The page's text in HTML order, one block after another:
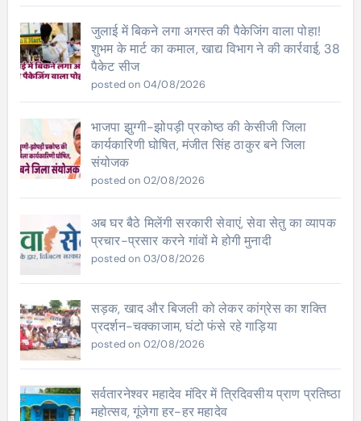
जुलाई में बिकने लगा अगस्त की पैकेजिंग वाला पोहा!
शुभम के मार्ट का कमाल, खाद्य विभाग ने की कार्रवाई, 38
पैकेट सीज
posted on 04/08/2026
भाजपा झुग्गी-झोपड़ी प्रकोष्ठ की केसीजी जिला
कार्यकारिणी घोषित, मंजीत सिंह ठाकुर बने जिला
संयोजक
posted on 02/08/2026
अब घर बैठे मिलेंगी सरकारी सेवाएं, सेवा सेतु का व्यापक
प्रचार-प्रसार करने गांवों मे होगी मुनादी
posted on 03/08/2026
सड़क, खाद और बिजली को लेकर कांग्रेस का शक्ति
प्रदर्शन-चक्काजाम, घंटो फंसे रहे गाड़िया
posted on 02/08/2026
सर्वतारनेश्वर महादेव मंदिर में त्रिदिवसीय प्राण प्रतिष्ठा
महोत्सव, गूंजेगा हर-हर महादेव